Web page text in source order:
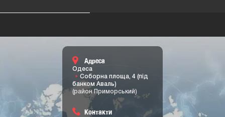
Адреса
Одеса
Соборна площа, 4 (під
банком Аваль)
(район Приморський)
Контакти